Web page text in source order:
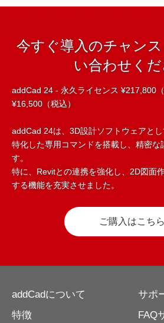
今すぐ導入のチャン
い合わせく
addCad 24 - 永久ライセンス ¥217,800
¥16,500（税込）
addCad 24は、3D設計ソフトウェアと
特化した専用コマンドを搭載し、精密な
す。
特に、Revitとの連携を強化し、2D図面
する機能を充実させました。
ご購入はこちら
addCadについて
特徴
サポ
FAQ